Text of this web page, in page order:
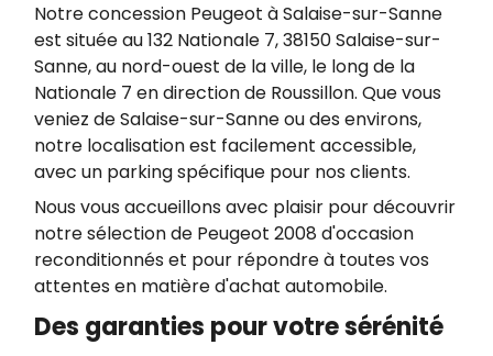
Notre concession Peugeot à Salaise-sur-Sanne
est située au 132 Nationale 7, 38150 Salaise-sur-
Sanne, au nord-ouest de la ville, le long de la
Nationale 7 en direction de Roussillon. Que vous
veniez de Salaise-sur-Sanne ou des environs,
notre localisation est facilement accessible,
avec un parking spécifique pour nos clients.
Nous vous accueillons avec plaisir pour découvrir
notre sélection de Peugeot 2008 d'occasion
reconditionnés et pour répondre à toutes vos
attentes en matière d'achat automobile.
Des garanties pour votre sérénité